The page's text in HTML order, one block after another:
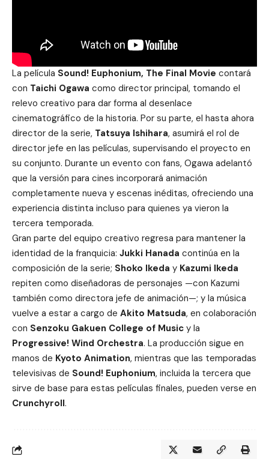
La película Sound! Euphonium, The Final Movie contará
con Taichi Ogawa como director principal, tomando el
relevo creativo para dar forma al desenlace
cinematográfico de la historia. Por su parte, el hasta ahora
director de la serie, Tatsuya Ishihara, asumirá el rol de
director jefe en las películas, supervisando el proyecto en
su conjunto. Durante un evento con fans, Ogawa adelantó
que la versión para cines incorporará animación
completamente nueva y escenas inéditas, ofreciendo una
experiencia distinta incluso para quienes ya vieron la
tercera temporada.
Gran parte del equipo creativo regresa para mantener la
identidad de la franquicia: Jukki Hanada continúa en la
composición de la serie; Shoko Ikeda y Kazumi Ikeda
repiten como diseñadoras de personajes —con Kazumi
también como directora jefe de animación—; y la música
vuelve a estar a cargo de Akito Matsuda, en colaboración
con Senzoku Gakuen College of Music y la
Progressive! Wind Orchestra. La producción sigue en
manos de Kyoto Animation, mientras que las temporadas
televisivas de Sound! Euphonium, incluida la tercera que
sirve de base para estas películas finales, pueden verse en
Crunchyroll.